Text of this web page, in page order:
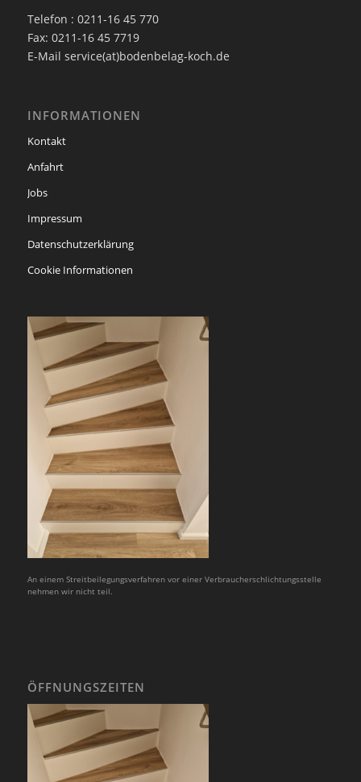
Telefon : 0211-16 45 770
Fax: 0211-16 45 7719
E-Mail service(at)bodenbelag-koch.de
INFORMATIONEN
Kontakt
Anfahrt
Jobs
Impressum
Datenschutzerklärung
Cookie Informationen
An einem Streitbeilegungsverfahren vor einer Verbraucherschlichtungsstelle
nehmen wir nicht teil.
ÖFFNUNGSZEITEN